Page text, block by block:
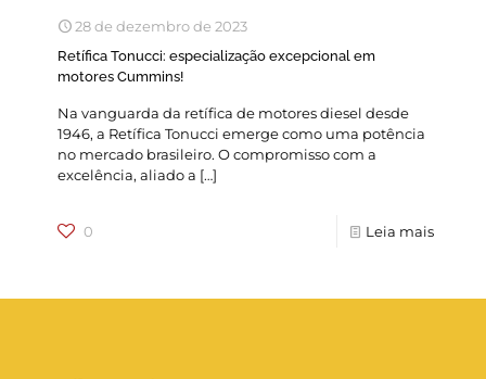
28 de dezembro de 2023
Retífica Tonucci: especialização excepcional em
motores Cummins!
Na vanguarda da retífica de motores diesel desde
1946, a Retífica Tonucci emerge como uma potência
no mercado brasileiro. O compromisso com a
excelência, aliado a […]
0 Leia mais